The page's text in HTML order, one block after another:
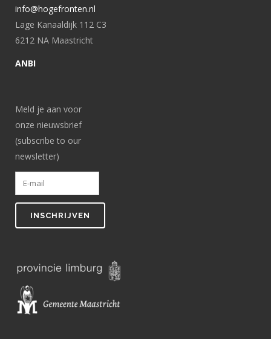
info@hogefronten.nl
Lage Kanaaldijk 112 C3
6212 NA Maastricht
ANBI
Meld je aan voor
onze nieuwsbrief
(subscribe to our
newsletter)